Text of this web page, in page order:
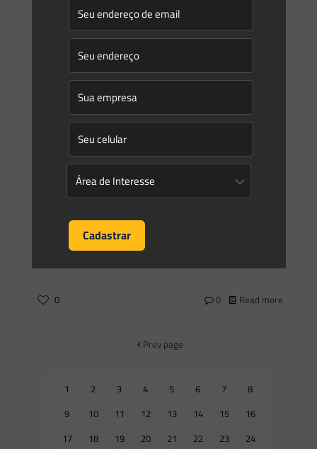
Saes Advogadoson
08/12/2015
Novidades | Âmbito Estadual: Santa Catarina
Portaria FATMA Nº 311 DE 02 DE DEZEMBRO DE 2015 –
Estabelece procedimentos para retificação, readequação e
realocação de Reserva Legal averbada.
Portaria FATMA Nº 310 DE 24 DE NOVEMBRO DE 2015 –
Regulamenta o corte de árvores isoladas em áreas urbanas
0 0 Read more
Prev page
1 2 3 4 5 6 7
8
9
10 11 12 13 14 15
16
17
18 19 20 21 22 23
24